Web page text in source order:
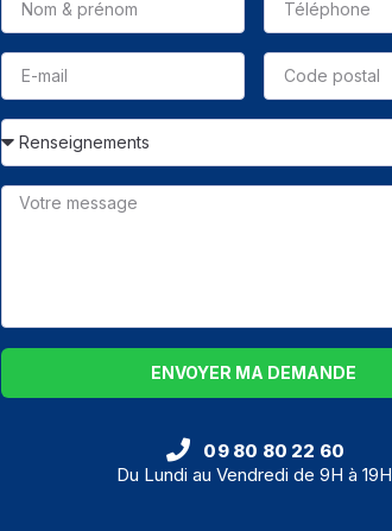
ENVOYER MA DEMANDE
09 80 80 22 60
Du Lundi au Vendredi de 9H à 19H